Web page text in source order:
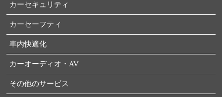
カーセキュリティ
カーセーフティ
車内快適化
カーオーディオ・AV
その他のサービス